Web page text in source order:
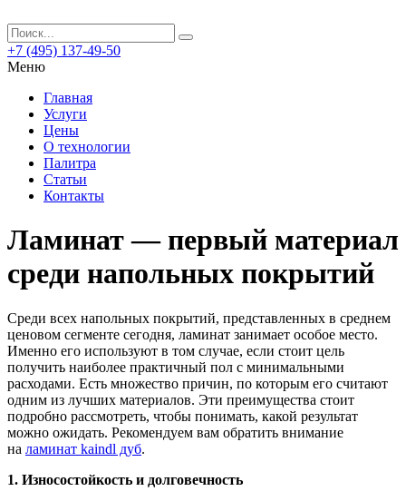
+7 (495) 137-49-50
Меню
Главная
Услуги
Цены
О технологии
Палитра
Статьи
Контакты
Ламинат — первый материал
среди напольных покрытий
Среди всех напольных покрытий, представленных в среднем
ценовом сегменте сегодня, ламинат занимает особое место.
Именно его используют в том случае, если стоит цель
получить наиболее практичный пол с минимальными
расходами. Есть множество причин, по которым его считают
одним из лучших материалов. Эти преимущества стоит
подробно рассмотреть, чтобы понимать, какой результат
можно ожидать. Рекомендуем вам обратить внимание
на ламинат kaindl дуб.
1. Износостойкость и долговечность